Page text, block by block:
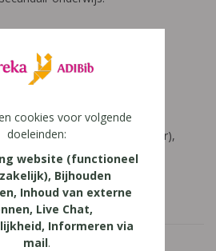
secundair onderwijs (12-14 jaar),
18 jaar)
schrijven
cookies voor volgende
doeleinden:
website (functioneel
Bijhouden
Inhoud van externe
Live Chat,
Informeren via
mail.